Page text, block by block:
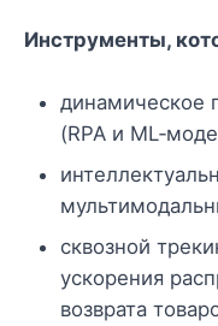
Инструменты,
динамическое
(RPA и
сквозной
ускорения
возврата